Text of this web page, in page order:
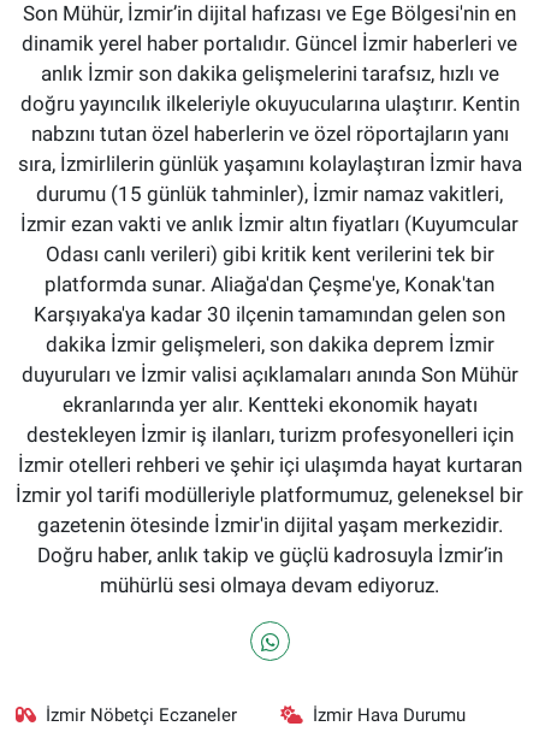
Son Mühür, İzmir’in dijital hafızası ve Ege Bölgesi'nin en
dinamik yerel haber portalıdır. Güncel İzmir haberleri ve
anlık İzmir son dakika gelişmelerini tarafsız, hızlı ve
doğru yayıncılık ilkeleriyle okuyucularına ulaştırır. Kentin
nabzını tutan özel haberlerin ve özel röportajların yanı
sıra, İzmirlilerin günlük yaşamını kolaylaştıran İzmir hava
durumu (15 günlük tahminler), İzmir namaz vakitleri,
İzmir ezan vakti ve anlık İzmir altın fiyatları (Kuyumcular
Odası canlı verileri) gibi kritik kent verilerini tek bir
platformda sunar. Aliağa'dan Çeşme'ye, Konak'tan
Karşıyaka'ya kadar 30 ilçenin tamamından gelen son
dakika İzmir gelişmeleri, son dakika deprem İzmir
duyuruları ve İzmir valisi açıklamaları anında Son Mühür
ekranlarında yer alır. Kentteki ekonomik hayatı
destekleyen İzmir iş ilanları, turizm profesyonelleri için
İzmir otelleri rehberi ve şehir içi ulaşımda hayat kurtaran
İzmir yol tarifi modülleriyle platformumuz, geleneksel bir
gazetenin ötesinde İzmir'in dijital yaşam merkezidir.
Doğru haber, anlık takip ve güçlü kadrosuyla İzmir’in
mühürlü sesi olmaya devam ediyoruz.
İzmir Nöbetçi Eczaneler İzmir Hava Durumu